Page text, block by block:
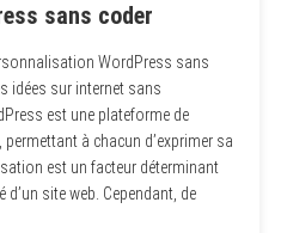
sans coder
WordPress sans
idées sur internet sans
est une plateforme de
à chacun d’exprimer sa
est un facteur déterminant
d’un site web. Cependant, de